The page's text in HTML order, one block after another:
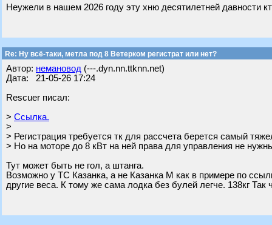
Неужели в нашем 2026 году эту хню десятилетней давности
Re: Ну всё-таки, метла под 8 Ветерком регистрат или нет?
Автор: немановод (---.dyn.nn.ttknn.net)
Дата: 21-05-26 17:24
Rescuer писал:
> Ссылка.
>
> Регистрация требуется тк для рассчета берется самый
> Но на моторе до 8 кВт на ней права для управления не
Тут может быть не гол, а штанга.
Возможно у ТС Казанка, а не Казанка М как в примере по
другие веса. К тому же сама лодка без булей легче. 138кг Так